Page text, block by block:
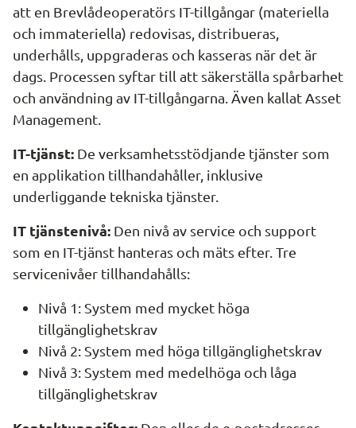
att en Brevlådeoperatörs IT-tillgångar (materiella
och immateriella) redovisas, distribueras,
underhålls, uppgraderas och kasseras när det är
dags. Processen syftar till att säkerställa spårbarhet
och användning av IT-tillgångarna. Även kallat Asset
Management.
IT-tjänst: De verksamhetsstödjande tjänster som
en applikation tillhandahåller, inklusive
underliggande tekniska tjänster.
IT tjänstenivå: Den nivå av service och support
som en IT-tjänst hanteras och mäts efter. Tre
servicenivåer tillhandahålls:
Nivå 1: System med mycket höga
tillgänglighetskrav
Nivå 2: System med höga tillgänglighetskrav
Nivå 3: System med medelhöga och låga
tillgänglighetskrav